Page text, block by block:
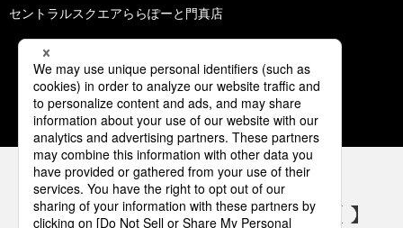
セントラルスクエアららぽーと門真店
1 2 3 4 5
パナソニックの電気設備 SNSアカウント